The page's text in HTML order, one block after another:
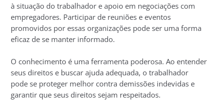
à situação do trabalhador e apoio em negociações com
empregadores. Participar de reuniões e eventos
promovidos por essas organizações pode ser uma forma
eficaz de se manter informado.
O conhecimento é uma ferramenta poderosa. Ao entender
seus direitos e buscar ajuda adequada, o trabalhador
pode se proteger melhor contra demissões indevidas e
garantir que seus direitos sejam respeitados.